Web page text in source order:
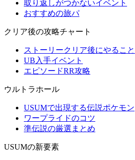
取り返しがつかないイベント
おすすめの旅パ
クリア後の攻略チャート
ストーリークリア後にやること
UB入手イベント
エピソードRR攻略
ウルトラホール
USUMで出現する伝説ポケモン
ワープライドのコツ
準伝説の厳選まとめ
USUMの新要素